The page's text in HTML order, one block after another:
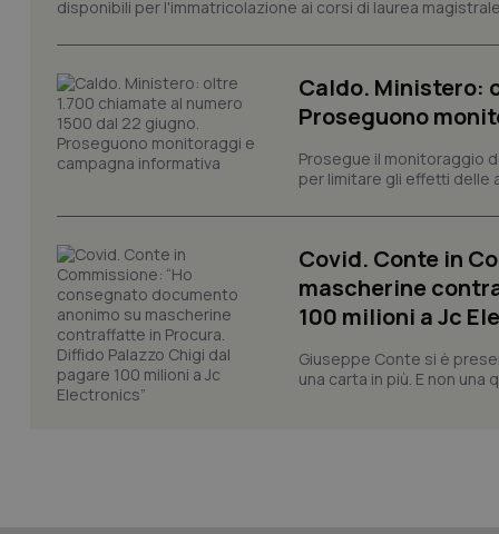
disponibili per l'immatricolazione ai corsi di laurea
Caldo. Ministero:
Proseguono
Prosegue il monitoraggio
per limitare gli effetti delle
Covid. Conte in
mascherine
100 milioni a Jc
Giuseppe Conte si è
una carta in più. E non
tracking-sites-
_ga